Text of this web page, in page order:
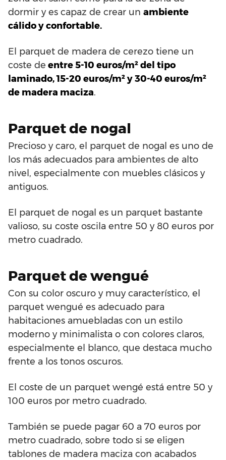
dormir y es capaz de crear un ambiente
cálido y confortable.
El parquet de madera de cerezo tiene un
coste de entre 5-10 euros/m² del tipo
laminado, 15-20 euros/m² y 30-40 euros/m²
de madera maciza.
Parquet de nogal
Precioso y caro, el parquet de nogal es uno de
los más adecuados para ambientes de alto
nivel, especialmente con muebles clásicos y
antiguos.
El parquet de nogal es un parquet bastante
valioso, su coste oscila entre 50 y 80 euros por
metro cuadrado.
Parquet de wengué
Con su color oscuro y muy característico, el
parquet wengué es adecuado para
habitaciones amuebladas con un estilo
moderno y minimalista o con colores claros,
especialmente el blanco, que destaca mucho
frente a los tonos oscuros.
El coste de un parquet wengé está entre 50 y
100 euros por metro cuadrado.
También se puede pagar 60 a 70 euros por
metro cuadrado, sobre todo si se eligen
tablones de madera maciza con acabados